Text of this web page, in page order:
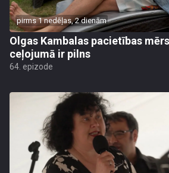
pirms 1 nedēļas, 2 dienām
Olgas Kambalas pacietības
ceļojumā ir pilns
64. epizode